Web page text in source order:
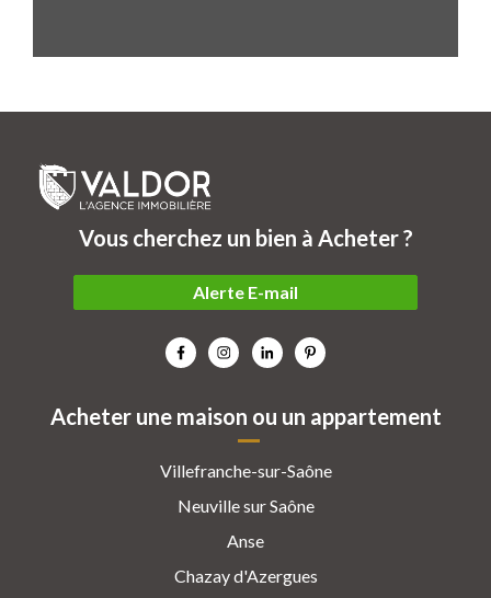
Acheter une maison ou un appartement
Villefranche-sur-Saône
Neuville sur Saône
Anse
Chazay d'Azergues
Vous cherchez un bien à Acheter ?
Alerte E-mail